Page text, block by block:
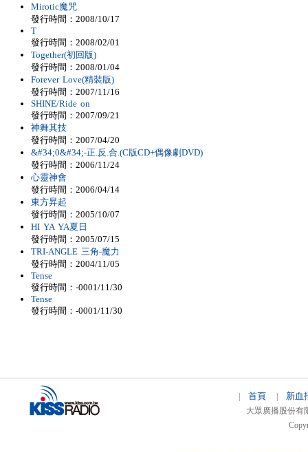
Mirotic魔咒
發行時間：2008/10/17
T
發行時間：2008/02/01
Together(初回版)
發行時間：2008/01/04
Forever Love(精裝版)
發行時間：2007/11/16
SHINE/Ride on
發行時間：2007/09/21
神舞其技
發行時間：2007/04/20
&#34;0&#34;-正.反.合.(C版CD+偶像劇DVD)
發行時間：2006/11/24
心靈神會
發行時間：2006/04/14
東方昇起
發行時間：2005/10/07
HI YA YA夏日
發行時間：2005/07/15
TRI-ANGLE 三角-魔力
發行時間：2004/11/05
Tense
發行時間：-0001/11/30
Tense
發行時間：-0001/11/30
首頁 新血
大眾廣播股份有